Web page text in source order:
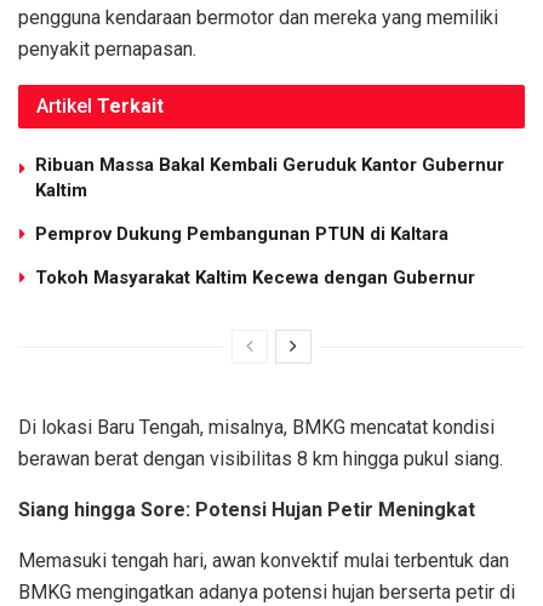
pengguna kendaraan bermotor dan mereka yang memiliki
penyakit pernapasan.
Artikel Terkait
Ribuan Massa Bakal Kembali Geruduk Kantor Gubernur
Kaltim
Pemprov Dukung Pembangunan PTUN di Kaltara
Tokoh Masyarakat Kaltim Kecewa dengan Gubernur
Di lokasi Baru Tengah, misalnya, BMKG mencatat kondisi
berawan berat dengan visibilitas 8 km hingga pukul siang.
Siang hingga Sore: Potensi Hujan Petir Meningkat
Memasuki tengah hari, awan konvektif mulai terbentuk dan
BMKG mengingatkan adanya potensi hujan berserta petir di